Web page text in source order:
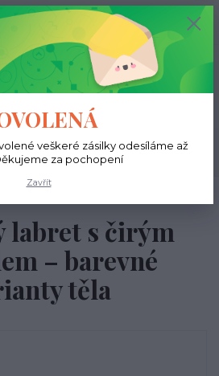
Menu
Hledat
0 ks
0 Kč
labret s čirým
– barevné
těla
veškeré zásilky odesíláme až
za pochopení
Zavřít